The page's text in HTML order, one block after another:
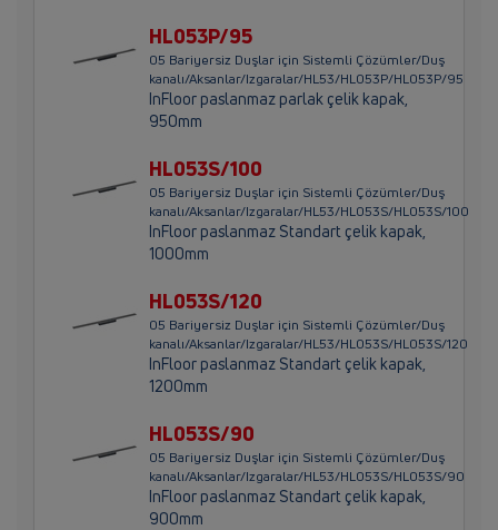
HL053P/95
05 Bariyersiz Duşlar için Sistemli Çözümler/Duş
kanalı/Aksanlar/Izgaralar/HL53/HL053P/HL053P/95
InFloor paslanmaz parlak çelik kapak,
950mm
HL053S/100
05 Bariyersiz Duşlar için Sistemli Çözümler/Duş
kanalı/Aksanlar/Izgaralar/HL53/HL053S/HL053S/100
InFloor paslanmaz Standart çelik kapak,
1000mm
HL053S/120
05 Bariyersiz Duşlar için Sistemli Çözümler/Duş
kanalı/Aksanlar/Izgaralar/HL53/HL053S/HL053S/120
InFloor paslanmaz Standart çelik kapak,
1200mm
HL053S/90
05 Bariyersiz Duşlar için Sistemli Çözümler/Duş
kanalı/Aksanlar/Izgaralar/HL53/HL053S/HL053S/90
InFloor paslanmaz Standart çelik kapak,
900mm